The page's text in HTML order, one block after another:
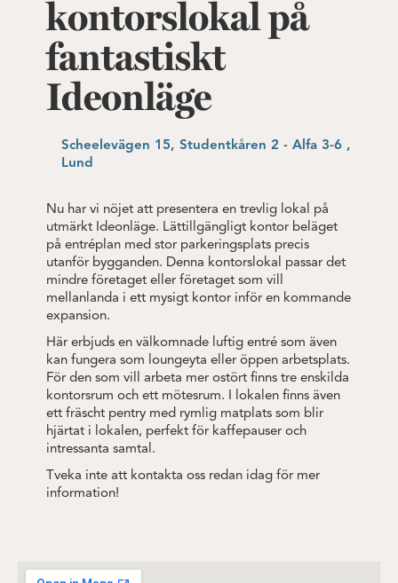
kontorslokal på
fantastiskt
Ideonläge
Scheelevägen 15, Studentkåren 2 - Alfa 3-6 ,
Lund
Nu har vi nöjet att presentera en trevlig lokal på
utmärkt Ideonläge. Lättillgängligt kontor beläget
på entréplan med stor parkeringsplats precis
utanför bygganden. Denna kontorslokal passar det
mindre företaget eller företaget som vill
mellanlanda i ett mysigt kontor inför en kommande
expansion.
Här erbjuds en välkomnade luftig entré som även
kan fungera som loungeyta eller öppen arbetsplats.
För den som vill arbeta mer ostört finns tre enskilda
kontorsrum och ett mötesrum. I lokalen finns även
ett fräscht pentry med rymlig matplats som blir
hjärtat i lokalen, perfekt för kaffepauser och
intressanta samtal.
Tveka inte att kontakta oss redan idag för mer
information!